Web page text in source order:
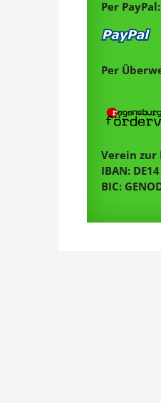
Per PayPal:
Per
Verein zur
IBAN:
BIC: